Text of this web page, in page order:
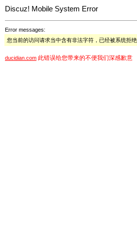
Discuz! Mobile System Error
Error messages:
您当前的访问请求当中含有非法字符，已经被系统拒绝
ducidian.com 此错误给您带来的不便我们深感歉意